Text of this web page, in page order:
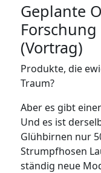
Geplante
(Vortrag)
Produkte, die
Traum?
Aber es gibt
Und es ist
Glühbirnen nur
Strumpfhosen
ständig neue